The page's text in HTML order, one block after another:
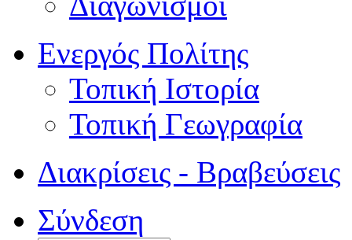
Ενεργός Πολίτης
Τοπική Ιστορία
Τοπική Γεωγραφία
Διακρίσεις - Βραβεύσεις
Σύνδεση